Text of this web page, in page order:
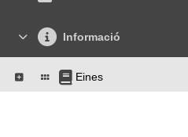
Informació
Eines